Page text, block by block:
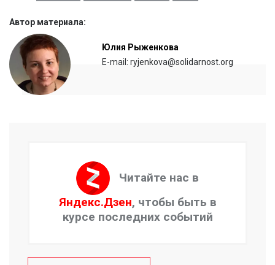
Автор материала:
Юлия Рыженкова
E-mail: ryjenkova@solidarnost.org
Читайте нас в
Яндекс.Дзен, чтобы быть в
курсе последних событий